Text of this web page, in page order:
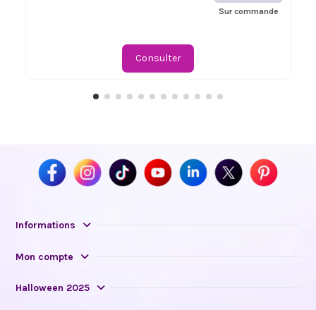
Sur commande
Consulter
Informations
Mon compte
Halloween 2025